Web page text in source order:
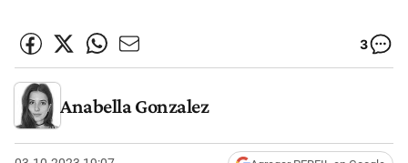
3
Anabella Gonzalez